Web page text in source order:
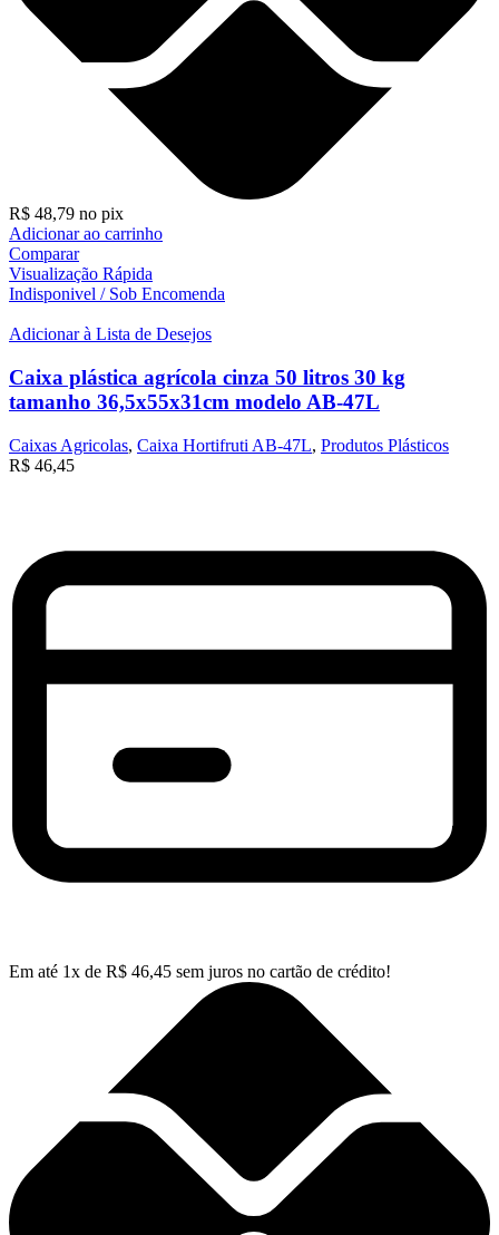
R$ 48,79 no pix
Adicionar ao carrinho
Comparar
Visualização Rápida
Indisponivel / Sob Encomenda
Adicionar à Lista de Desejos
Caixa plástica agrícola cinza 50 litros 30 kg
tamanho 36,5x55x31cm modelo AB-47L
Caixas Agricolas, Caixa Hortifruti AB-47L, Produtos Plásticos
R$ 46,45
Em até 1x de R$ 46,45 sem juros no cartão de crédito!